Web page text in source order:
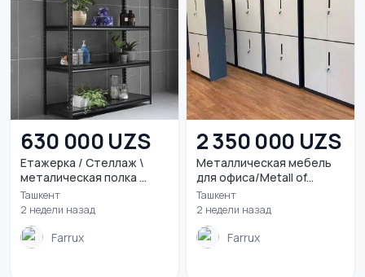
630 000 UZS
Етажерка / Стеллаж \
металическая полка ...
Ташкент
2 недели назад
Farrux
2 350 000 UZS
Металлическая мебель
для офиса/Metall of...
Ташкент
2 недели назад
Farrux